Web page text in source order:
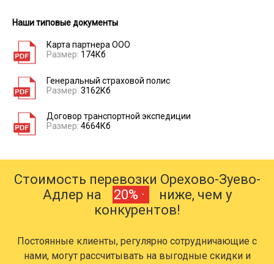
Наши типовые документы
Карта партнера ООО
Размер: 174Кб
Генеральный страховой полис
Размер: 3162Кб
Договор транспортной экспедиции
Размер: 4664Кб
Стоимость перевозки Орехово-Зуево-
Адлер на
20% ·
ниже, чем у
конкурентов!
Постоянные клиенты, регулярно сотрудничающие с
нами, могут рассчитывать на выгодные скидки и